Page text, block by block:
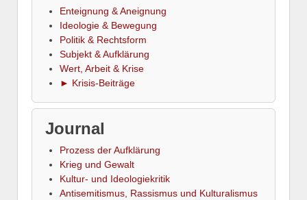
Enteignung & Aneignung
Ideologie & Bewegung
Politik & Rechtsform
Subjekt & Aufklärung
Wert, Arbeit & Krise
► Krisis-Beiträge
Journal
Prozess der Aufklärung
Krieg und Gewalt
Kultur- und Ideologiekritik
Antisemitismus, Rassismus und Kulturalismus